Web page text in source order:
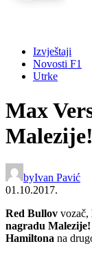
Izvještaji
Novosti F1
Utrke
Max
Malezije!
byIvan Pavić
01.10.2017.
Red Bullov vozač,
nagradu Malezije!
Hamiltona na